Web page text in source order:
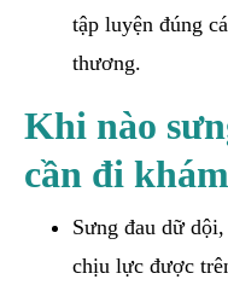
tập luyện đúng
thương.
Khi nào
cần đi
Sưng đau dữ
chịu lực được